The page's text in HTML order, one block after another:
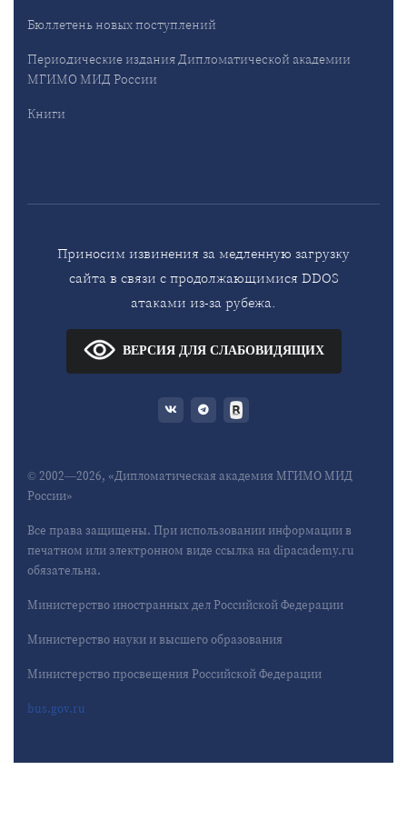
Бюллетень новых поступлений
Периодические издания Дипломатической академии
МГИМО МИД России
Книги
Приносим извинения за медленную загрузку
сайта в связи с продолжающимися DDOS
атаками из-за рубежа.
ВЕРСИЯ ДЛЯ СЛАБОВИДЯЩИХ
© 2002—2026, «Дипломатическая академия МГИМО МИД
России»
Все права защищены. При использовании информации в
печатном или электронном виде ссылка на dipacademy.ru
обязательна.
Министерство иностранных дел Российской Федерации
Министерство науки и высшего образования
Министерство просвещения Российской Федерации
bus.gov.ru